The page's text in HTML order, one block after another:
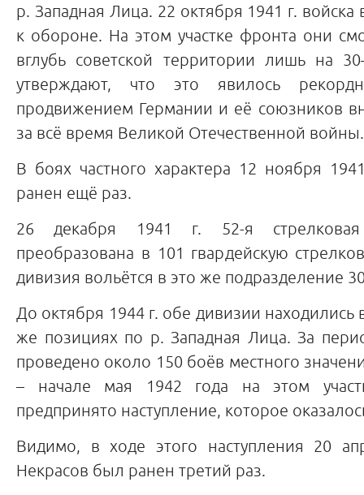
р. Западная Лица. 22 октября 1941 г.
к обороне. На этом участке фронта они
вглубь советской территории лишь на
утверждают, что это явилось
продвижением Германии и её союзников
за всё время Великой Отечественной войны.
В боях частного характера 12 ноября
ранен ещё раз.
26 декабря 1941 г. 52-я
преобразована в 101 гвардейскую
дивизия вольётся в это же подразделение
До октября 1944 г. обе дивизии находились
же позициях по р. Западная Лица. За
проведено около 150 боёв местного
– начале мая 1942 года на этом
предпринято наступление, которое
Видимо, в ходе этого наступления 20
Некрасов был ранен третий раз.